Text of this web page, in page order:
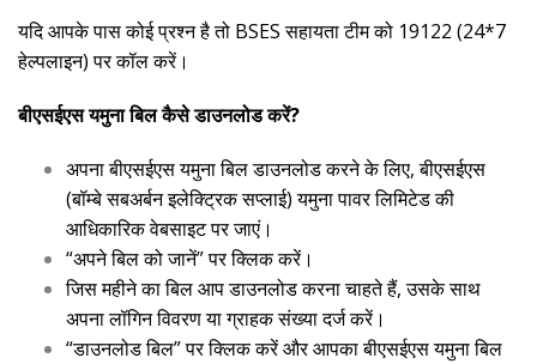
यदि आपके पास कोई प्रश्न है तो BSES सहायता टीम को 19122 (24*7
हेल्पलाइन) पर कॉल करें।
बीएसईएस यमुना बिल कैसे डाउनलोड करें?
अपना बीएसईएस यमुना बिल डाउनलोड करने के लिए, बीएसईएस
(बॉम्बे सबअर्बन इलेक्ट्रिक सप्लाई) यमुना पावर लिमिटेड की
आधिकारिक वेबसाइट पर जाएं।
“अपने बिल को जानें” पर क्लिक करें।
जिस महीने का बिल आप डाउनलोड करना चाहते हैं, उसके साथ
अपना लॉगिन विवरण या ग्राहक संख्या दर्ज करें।
“डाउनलोड बिल” पर क्लिक करें और आपका बीएसईएस यमुना बिल